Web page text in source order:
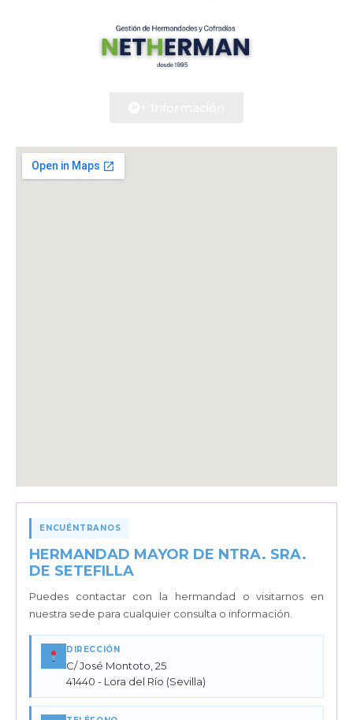
ENCUÉNTRANOS
HERMANDAD MAYOR DE NTRA. SRA.
DE SETEFILLA
Puedes contactar con la hermandad o visitarnos en
nuestra sede para cualquier consulta o información.
DIRECCIÓN
C/ José Montoto, 25
41440 - Lora del Río (Sevilla)